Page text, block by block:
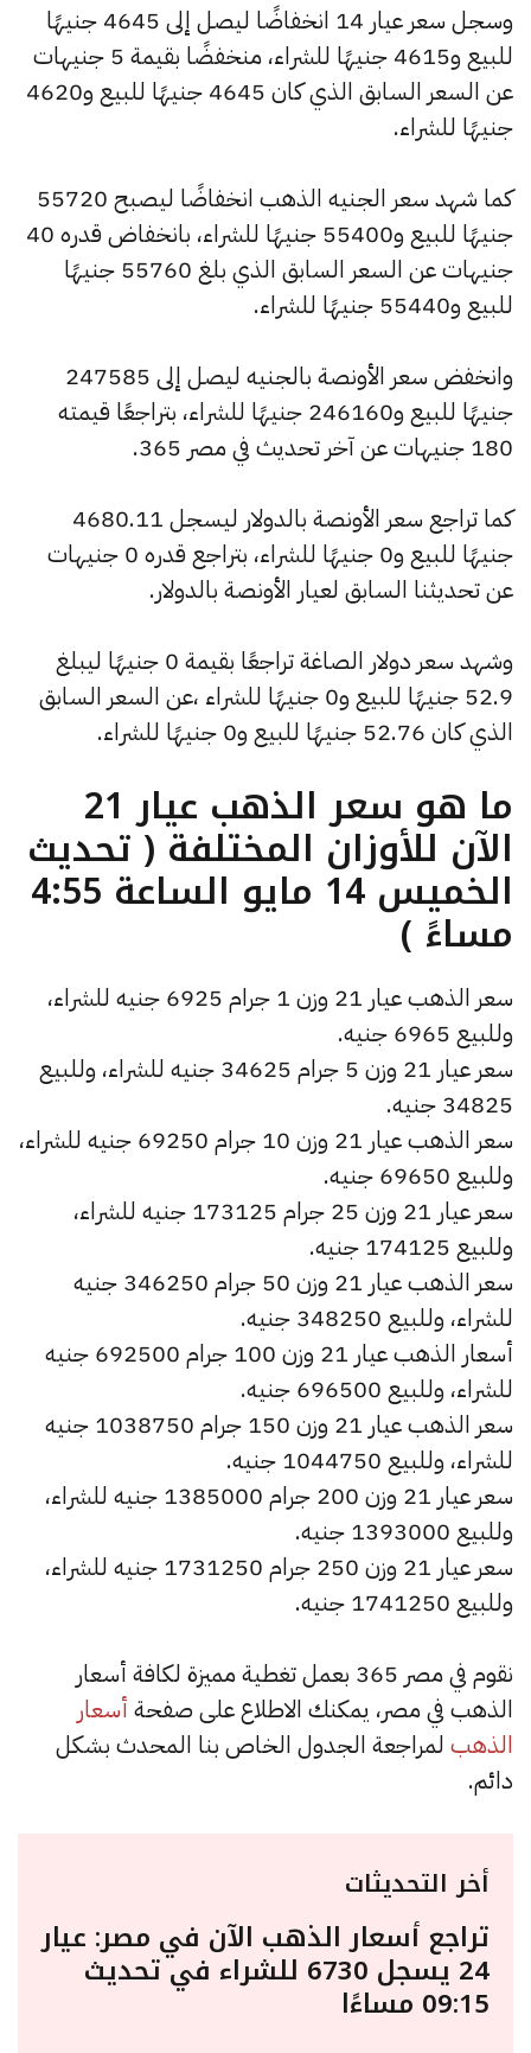
وسجل سعر عيار 14 انخفاضًا ليصل إلى 4645 جنيهًا
للبيع و4615 جنيهًا للشراء، منخفضًا بقيمة 5 جنيهات
عن السعر السابق الذي كان 4645 جنيهًا للبيع و4620
جنيهًا للشراء.
كما شهد سعر الجنيه الذهب انخفاضًا ليصبح 55720
جنيهًا للبيع و55400 جنيهًا للشراء، بانخفاض قدره 40
جنيهات عن السعر السابق الذي بلغ 55760 جنيهًا
للبيع و55440 جنيهًا للشراء.
وانخفض سعر الأونصة بالجنيه ليصل إلى 247585
جنيهًا للبيع و246160 جنيهًا للشراء، بتراجعًا قيمته
180 جنيهات عن آخر تحديث في مصر 365.
كما تراجع سعر الأونصة بالدولار ليسجل 4680.11
جنيهًا للبيع و0 جنيهًا للشراء، بتراجع قدره 0 جنيهات
عن تحديثنا السابق لعيار الأونصة بالدولار.
وشهد سعر دولار الصاغة تراجعًا بقيمة 0 جنيهًا ليبلغ
52.9 جنيهًا للبيع و0 جنيهًا للشراء ،عن السعر السابق
الذي كان 52.76 جنيهًا للبيع و0 جنيهًا للشراء.
ما هو سعر الذهب عيار 21
الآن للأوزان المختلفة ( تحديث
الخميس 14 مايو الساعة 4:55
مساءً )
سعر الذهب عيار 21 وزن 1 جرام 6925 جنيه للشراء،
وللبيع 6965 جنيه.
سعر عيار 21 وزن 5 جرام 34625 جنيه للشراء، وللبيع
34825 جنيه.
سعر الذهب عيار 21 وزن 10 جرام 69250 جنيه للشراء،
وللبيع 69650 جنيه.
سعر عيار 21 وزن 25 جرام 173125 جنيه للشراء،
وللبيع 174125 جنيه.
سعر الذهب عيار 21 وزن 50 جرام 346250 جنيه
للشراء، وللبيع 348250 جنيه.
أسعار الذهب عيار 21 وزن 100 جرام 692500 جنيه
للشراء، وللبيع 696500 جنيه.
سعر الذهب عيار 21 وزن 150 جرام 1038750 جنيه
للشراء، وللبيع 1044750 جنيه.
سعر عيار 21 وزن 200 جرام 1385000 جنيه للشراء،
وللبيع 1393000 جنيه.
سعر عيار 21 وزن 250 جرام 1731250 جنيه للشراء،
وللبيع 1741250 جنيه.
نقوم في مصر 365 بعمل تغطية مميزة لكافة أسعار
الذهب في مصر، يمكنك الاطلاع على صفحة أسعار
الذهب لمراجعة الجدول الخاص بنا المحدث بشكل
دائم.
أخر التحديثات
تراجع أسعار الذهب الآن في مصر: عيار
24 يسجل 6730 للشراء في تحديث
09:15 مساءًا